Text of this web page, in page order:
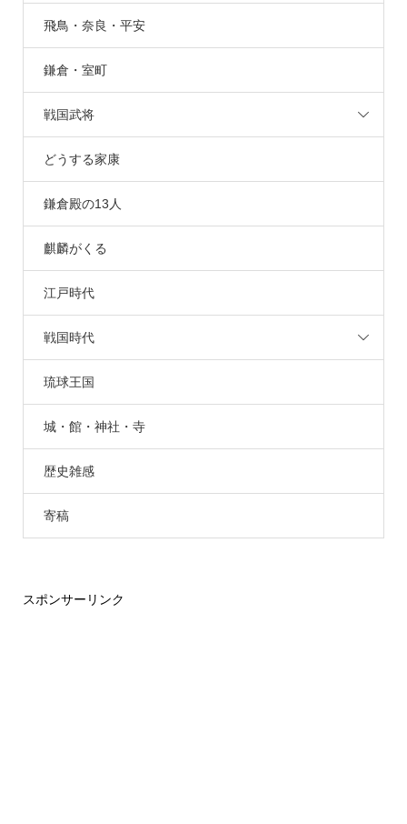
飛鳥・奈良・平安
鎌倉・室町
戦国武将
どうする家康
鎌倉殿の13人
麒麟がくる
江戸時代
戦国時代
琉球王国
城・館・神社・寺
歴史雑感
寄稿
スポンサーリンク